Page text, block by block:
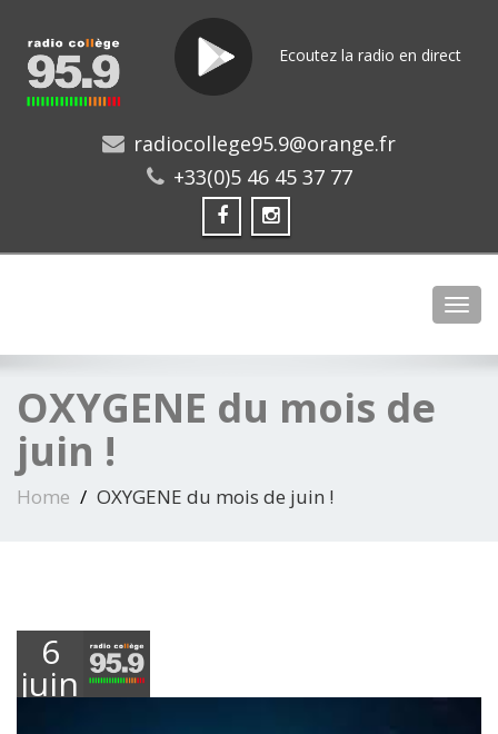
Ecoutez la radio en direct
radiocollege95.9@orange.fr
+33(0)5 46 45 37 77
OXYGENE du mois de
juin !
Home OXYGENE du mois de juin !
6
juin